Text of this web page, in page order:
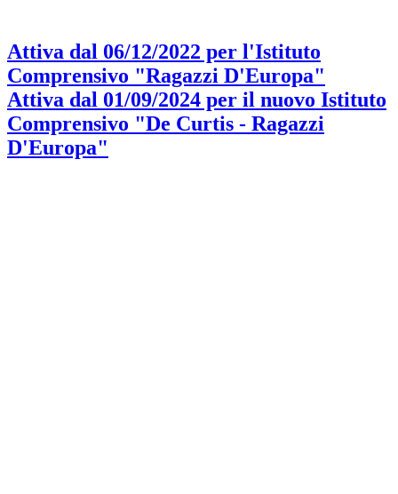
Attiva dal 06/12/2022 per l'Istituto
Comprensivo "Ragazzi D'Europa"
Attiva dal 01/09/2024 per il nuovo Istituto
Comprensivo "De Curtis - Ragazzi
D'Europa"